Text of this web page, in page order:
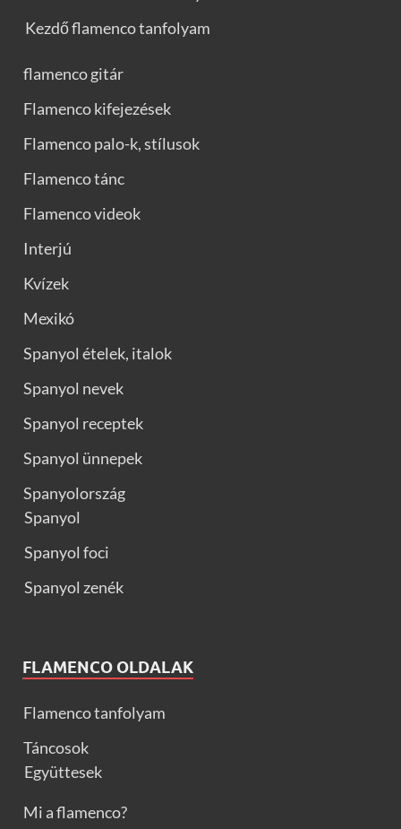
Kezdő flamenco tanfolyam
flamenco gitár
Flamenco kifejezések
Flamenco palo-k, stílusok
Flamenco tánc
Flamenco videok
Interjú
Kvízek
Mexikó
Spanyol ételek, italok
Spanyol nevek
Spanyol receptek
Spanyol ünnepek
Spanyolország
Spanyol
Spanyol foci
Spanyol zenék
FLAMENCO OLDALAK
Flamenco tanfolyam
Táncosok
Együttesek
Mi a flamenco?